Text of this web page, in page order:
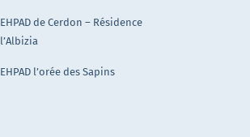
EHPAD de Cerdon – Résidence
l’Albizia
EHPAD l’orée des Sapins